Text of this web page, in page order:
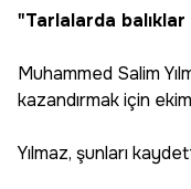
"Tarlalarda
Muhammed Salim
kazandırmak için
Yılmaz, şunları